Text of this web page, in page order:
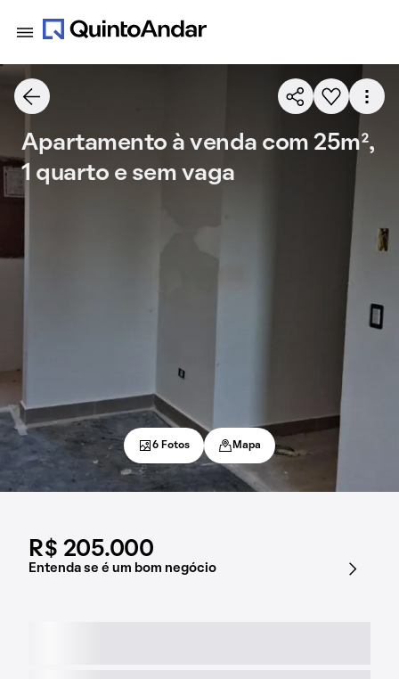
R$ 205.000
Entenda se é um bom negócio
Apartamento à venda com 25m²,
1 quarto e sem vaga
6 Fotos Mapa